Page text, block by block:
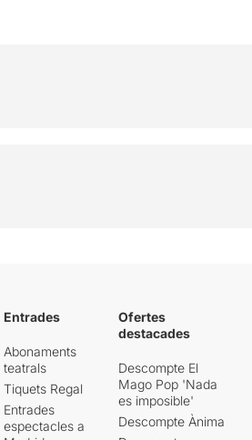
Entrades
Abonaments
teatrals
Tiquets Regal
Entrades
espectacles a
Ofertes
destacades
Descompte El
Mago Pop 'Nada
es imposible'
Descompte Ànima